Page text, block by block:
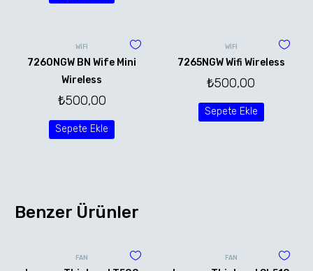
WİFİ
7260NGW BN Wife Mini
Wireless
₺500,00
Sepete Ekle
WİFİ
7265NGW Wifi Wireless
₺500,00
Sepete Ekle
Benzer Ürünler
FAN FAN